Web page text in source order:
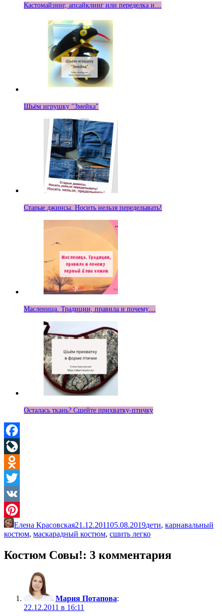
Кастомайзинг, апсайклинг или переделка и…
Шьём игрушку "Змейка"
Старые джинсы. Носить нельзя переделывать!
Масленица. Традиции, правила и почему…
Осталась ткань? Сшейте прихватку-птичку
Facebook
LiveJournal
Odnoklassniki
Twitter
VK
Pinterest
Елена Красовская21.12.201105.08.2019дети, карнавальный
костюм, маскарадный костюм, сшить легко
Костюм Совы!: 3 комментария
Мария Потапова:
22.12.2011 в 16:11